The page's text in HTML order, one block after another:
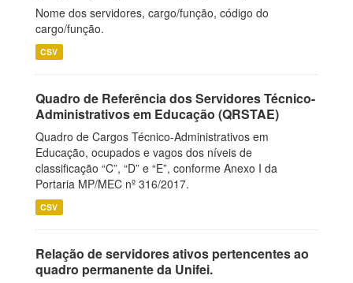
Nome dos servidores, cargo/função, código do
cargo/função.
CSV
Quadro de Referência dos Servidores Técnico-
Administrativos em Educação (QRSTAE)
Quadro de Cargos Técnico-Administrativos em
Educação, ocupados e vagos dos níveis de
classificação “C”, “D” e “E”, conforme Anexo I da
Portaria MP/MEC nº 316/2017.
CSV
Relação de servidores ativos pertencentes ao
quadro permanente da Unifei.